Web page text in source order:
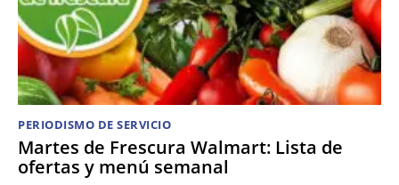
PERIODISMO DE SERVICIO
Martes de Frescura Walmart: Lista de
ofertas y menú semanal